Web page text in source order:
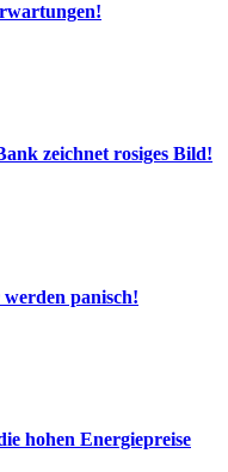
zeichnet rosiges Bild!
panisch!
hohen Energiepreise